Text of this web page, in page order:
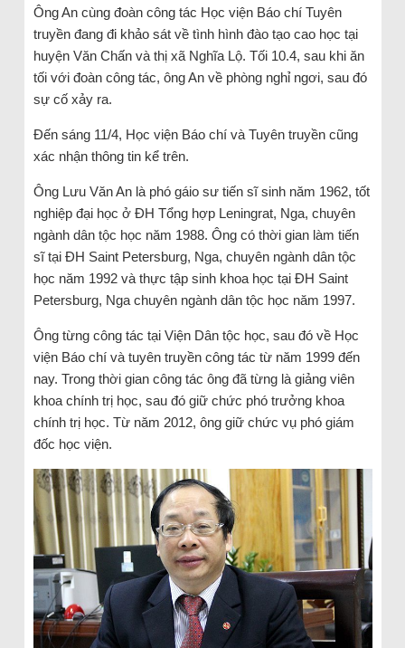
Ông An cùng đoàn công tác Học viện Báo chí Tuyên
truyền đang đi khảo sát về tình hình đào tạo cao học tại
huyện Văn Chấn và thị xã Nghĩa Lộ. Tối 10.4, sau khi ăn
tối với đoàn công tác, ông An về phòng nghỉ ngơi, sau đó
sự cố xảy ra.
Đến sáng 11/4, Học viện Báo chí và Tuyên truyền cũng
xác nhận thông tin kể trên.
Ông Lưu Văn An là phó gáio sư tiến sĩ sinh năm 1962, tốt
nghiệp đại học ở ĐH Tổng hợp Leningrat, Nga, chuyên
ngành dân tộc học năm 1988. Ông có thời gian làm tiến
sĩ tại ĐH Saint Petersburg, Nga, chuyên ngành dân tộc
học năm 1992 và thực tập sinh khoa học tại ĐH Saint
Petersburg, Nga chuyên ngành dân tộc học năm 1997.
Ông từng công tác tại Viện Dân tộc học, sau đó về Học
viện Báo chí và tuyên truyền công tác từ năm 1999 đến
nay. Trong thời gian công tác ông đã từng là giảng viên
khoa chính trị học, sau đó giữ chức phó trưởng khoa
chính trị học. Từ năm 2012, ông giữ chức vụ phó giám
đốc học viện.